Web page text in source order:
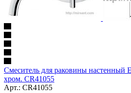
Смеситель для раковины настенный
хром. CR41055
Арт.: CR41055